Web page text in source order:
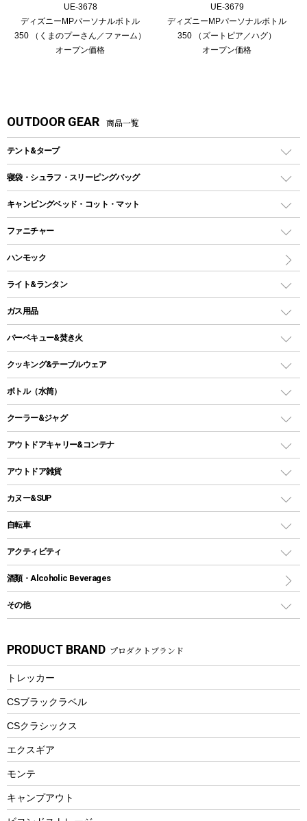
UE-3678
ディズニーMPパーソナルボトル
350 （くまのプーさん／ファーム）
オープン価格
UE-3679
ディズニーMPパーソナルボトル
350 （ズートピア／ハグ）
オープン価格
OUTDOOR GEAR 商品一覧
テント&タープ
テント
ツールームテント
ワンポールテント
シェルターテント
ロッジ型・オリジナルテント
タープ
スクエアタープ（レクタタープ）
メッシュタープ
自立式タープ
パラソル
テントアクセサリー
ペグ
グランドシート
ガイドロープ
ツール
寝袋・シュラフ・スリーピングバッグ
レクタングラー型（封筒型）シュラフ
インナーシュラフ
キャンピングベッド・コット・マット
キャンピングベッド・コット
インフレータブルマット
ファニチャー
アウトドアテーブル
レジャーシート
ハンモック
ライト&ランタン
LEDランタン
ガスランタン
オイルランタン
LEDライト
ヘッドライト
キャンドル
ガス用品
ガスバーナー
ガス缶
ガストーチ、ライター
バーベキュー&焚き火
バーベキューコンロ、グリル
焚き火台タイプ（ロースタイル）グリル
卓上タイプグリル
パーティータイプグリル
鉄板、アミ
焚き火台&ストーブ
火起こし
バーベキューツール
クッキング&テーブルウェア
ダッチオーブン
ホットサンドメーカー
クッカーセット
シェラカップ
クッキングツール
ナイフ
カトラリー
マグカップ、カップ
ステンレスボトル
フードボトル
トレー
ランチョンマット
ランチボックス
ボトル（水筒）
ステンレスボトル
コップ付きタイプ
ワンタッチタイプ
プラスチックボトル
ディズニーボトル
クーラー&ジャグ
クーラーボックス
クーラーバッグ
ウォータージャグ
保冷剤
アウトドアキャリー&コンテナ
アウトドアキャリー
アウトドア雑貨
バックパック&バッグ
リュック、バックパック
トートバッグ、サコッシュ
ショッピングキャリー
その他アウトドア雑貨
スプレー関係
ツール、他
カヌー&SUP
インフレータブル
カヤック
パドル
ヘルメット
エアーポンプ
アクセサリー
自転車
折りたたみ自転車
スポーツサイクル
シティサイクル
自転車ウェア
アクティビティ
マリン
ラッシュガード
パラソル
フローティングベスト
ヘルメット
エアーポンプ
ビーチテント
ウィンター
スノーシュー
防寒ウェア
酒類・Alcoholic Beverages
その他
湯たんぽ
防災用品
PRODUCT BRAND プロダクトブランド
トレッカー
CSブラックラベル
CSクラシックス
エクスギア
モンテ
キャンプアウト